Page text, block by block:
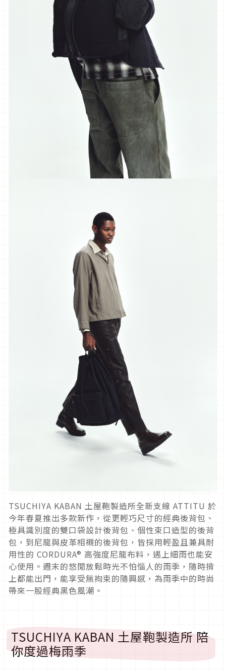
TSUCHIYA KABAN 土屋鞄製造所全新支線 ATTITU 於
今年春夏推出多款新作，從更輕巧尺寸的經典後背包、
極具識別度的雙口袋設計後背包、個性束口造型的後背
包，到尼龍與皮革相襯的後背包，皆採用輕盈且兼具耐
用性的 CORDURA® 高強度尼龍布料，遇上細雨也能安
心使用。週末的悠閒放鬆時光不怕惱人的雨季，隨時揹
上都能出門，能享受無拘束的隨興感，為雨季中的時尚
帶來一股經典黑色風潮。
TSUCHIYA KABAN 土屋鞄製造所 陪
你度過梅雨季